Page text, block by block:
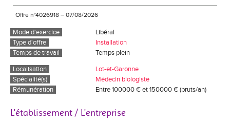
Offre n°4026918 – 07/08/2026
Mode d'exercice
Libéral
Type d'offre
Installation
Temps de travail
Temps plein
Localisation
Lot-et-Garonne
Spécialité(s)
Médecin biologiste
Rémunération
Entre 100000 € et 150000 € (bruts/an)
L'établissement / L'entreprise